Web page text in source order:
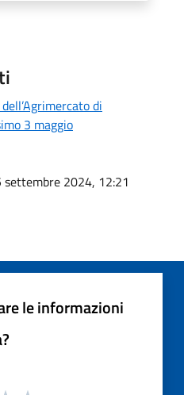
di
3 maggio
settembre 2024, 12:21
le informazioni